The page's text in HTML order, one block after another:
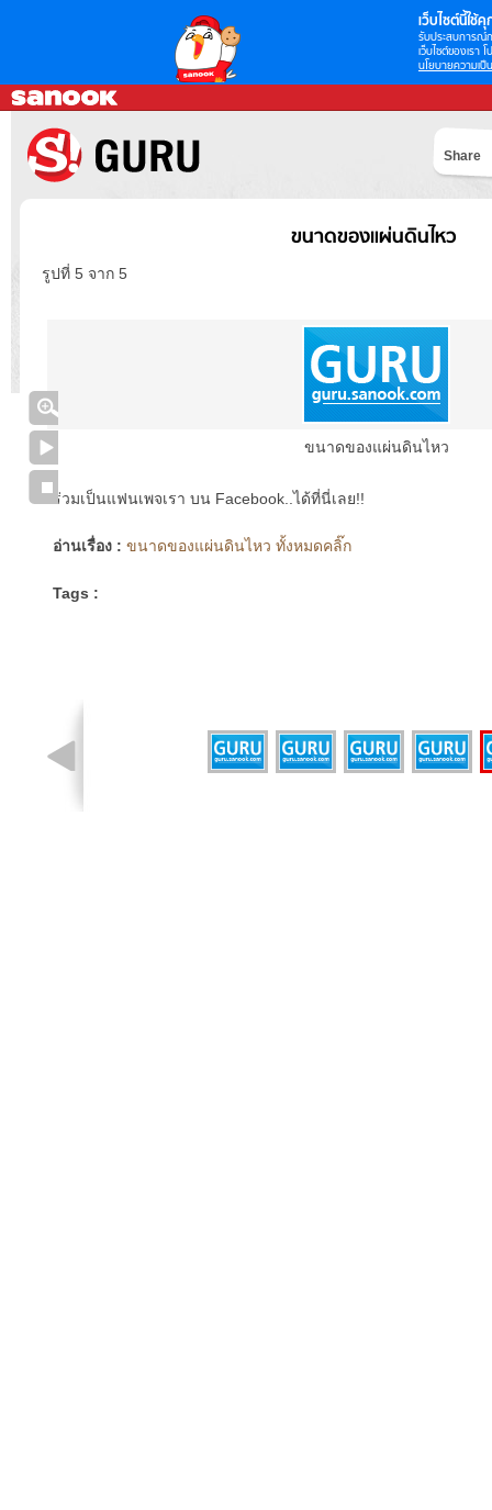
เว็บไซต์นี้ใช้คุ
รับประสบการณ์
เว็บไซต์ของเรา
นโยบายความเป็
Share
ขนาดของแผ่นดินไหว
รูปที่ 5 จาก 5
ขนาดของแผ่นดินไหว
ร่วมเป็นแฟนเพจเรา บน Facebook..ได้ที่นี่เลย!!
อ่านเรื่อง : ขนาดของแผ่นดินไหว ทั้งหมดคลิ๊ก
Tags :